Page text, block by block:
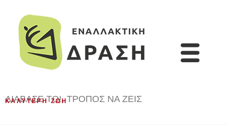
ΔΙΆΒΑΣΈ ΤΟ!,ΤΡΌΠΟΣ ΝΑ ΖΕΙΣ
ΚΑΛΎΤΕΡΗ ΖΩΉ